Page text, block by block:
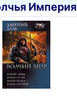
Империя